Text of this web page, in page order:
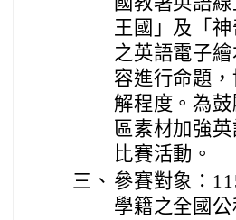
王國」及「
之英語電子
容進行命題
解程度。為
區素材加強
比賽活動。
三、 參賽對象：
學籍之全國